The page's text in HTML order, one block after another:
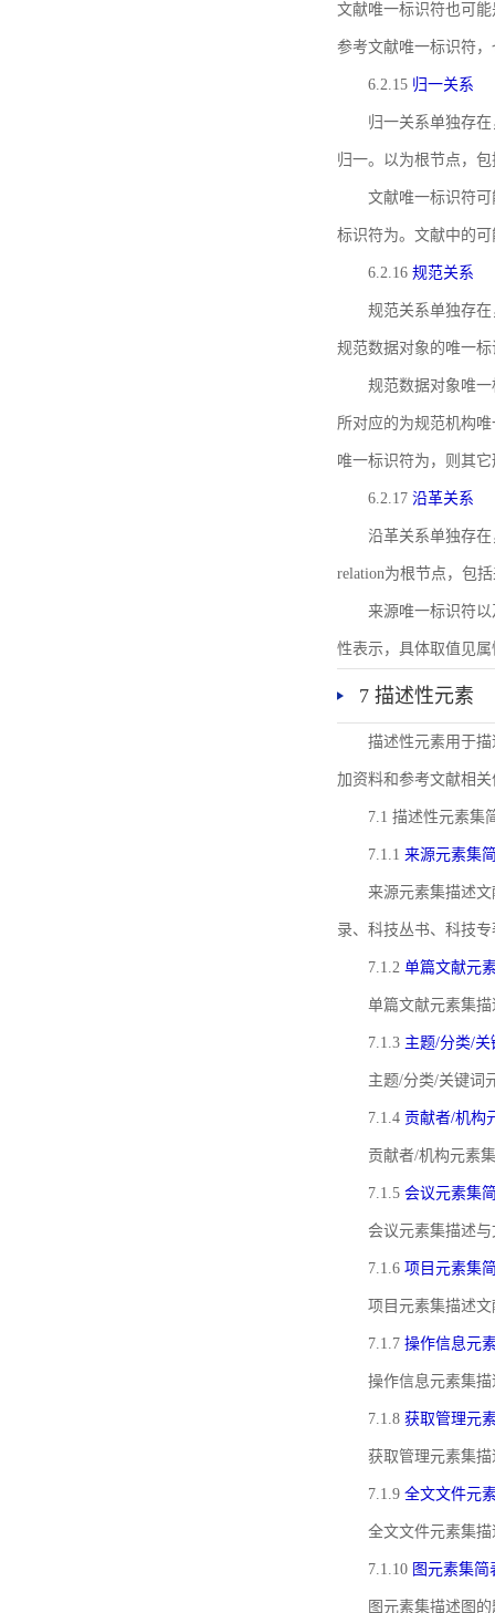
文献唯一标识符也可
参考文献唯一标识符
6.2.15 归一关系
归一关系单独存
归一。以为根节点，
文献唯一标识符
标识符为。文献中的
6.2.16 规范关系
规范关系单独存
规范数据对象的唯一
规范数据对象唯一
所对应的为规范机构
唯一标识符为，则其
6.2.17 沿革关系
沿革关系单独存
relation为根节点，包
来源唯一标识符以
性表示，具体取值见属
7 描述性元素
描述性元素用于
加资料和参考文献相
7.1 描述性元素集
7.1.1 来源元素集
来源元素集描述
录、科技丛书、科技
7.1.2 单篇文献元
单篇文献元素集
7.1.3 主题/分类/
主题/分类/关键词
7.1.4 贡献者/机构
贡献者/机构元素
7.1.5 会议元素集
会议元素集描述
7.1.6 项目元素集
项目元素集描述
7.1.7 操作信息元
操作信息元素集
7.1.8 获取管理元
获取管理元素集
7.1.9 全文文件元
全文文件元素集
7.1.10 图元素集简
图元素集描述图